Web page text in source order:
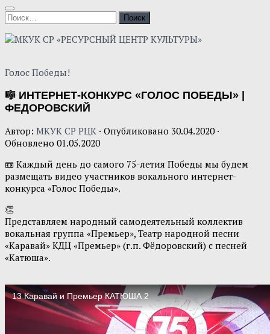
Найти:
Голос Победы!
🎼 ИНТЕРНЕТ-КОНКУРС «ГОЛОС ПОБЕДЫ» |
ФЕДОРОВСКИЙ
Автор: МКУК СР РЦК · Опубликовано 30.04.2020·
Обновлено 01.05.2020
📼 Каждый день до самого 75-летия Победы мы будем
размещать видео участников вокального интернет-
конкурса «Голос Победы».
👏
Представляем народный самодеятельный коллектив
вокальная группа «Премьер», Театр народной песни
«Каравай» КДЦ «Премьер» (г.п. Фёдоровский) с песней
«Катюша».